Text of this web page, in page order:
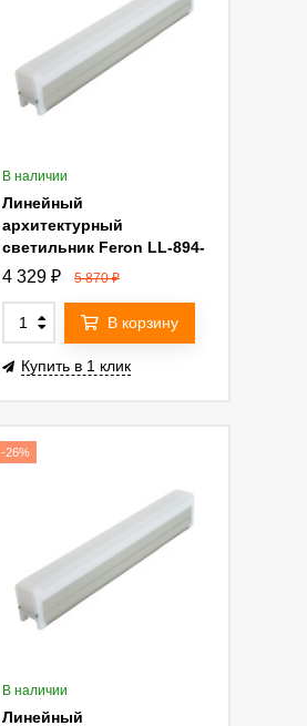
В наличии
Линейный
архитектурный
светильник Feron LL-894-
1 53136
4 329 ₽ 5 870₽
В корзину
Купить в 1 клик
-26%
В наличии
Линейный